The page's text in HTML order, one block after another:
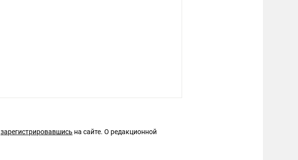
зарегистрировавшись на сайте. О редакционной